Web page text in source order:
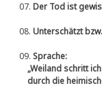
07.Der Tod ist
08.Unterschätzt
09.Sprache:
„Weiland schritt
durch die